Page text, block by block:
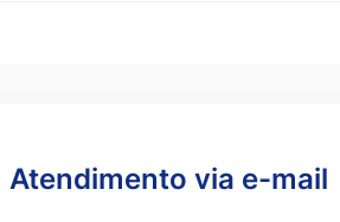
Atendimento via e-mail